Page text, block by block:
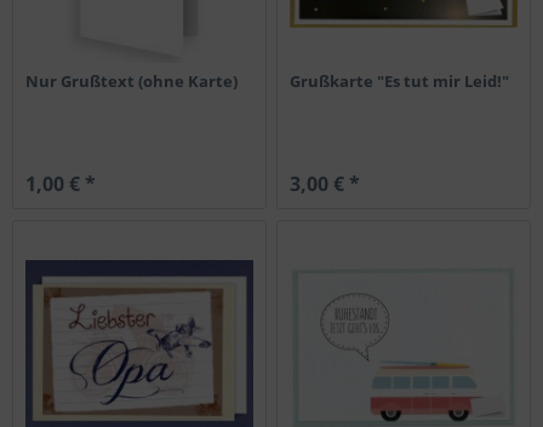
Nur Grußtext (ohne Karte)
1,00 € *
Grußkarte "Es tut mir Leid!"
3,00 € *